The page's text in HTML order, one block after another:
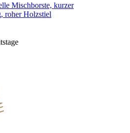
Mischborste, kurzer
roher Holzstiel